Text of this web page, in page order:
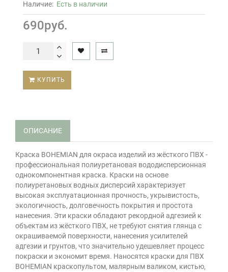
Наличие: Есть в наличии
690руб.
КУПИТЬ
ОПИСАНИЕ
Краска BOHEMIAN для окраса изделий из жёсткого ПВХ -
профессиональная полиуретановая вододисперсионная
однокомпонентная краска. Краски на основе
полиуретановых водных дисперсий характеризует
высокая эксплуатационная прочность, укрывистость,
экологичность, долговечность покрытия и простота
нанесения. Эти краски обладают рекордной адгезией к
объектам из жёсткого ПВХ, не требуют снятия глянца с
окрашиваемой поверхности, нанесения усилителей
адгезии и грунтов, что значительно удешевляет процесс
покраски и экономит время. Наносятся краски для ПВХ
BOHEMIAN краскопультом, малярным валиком, кистью,